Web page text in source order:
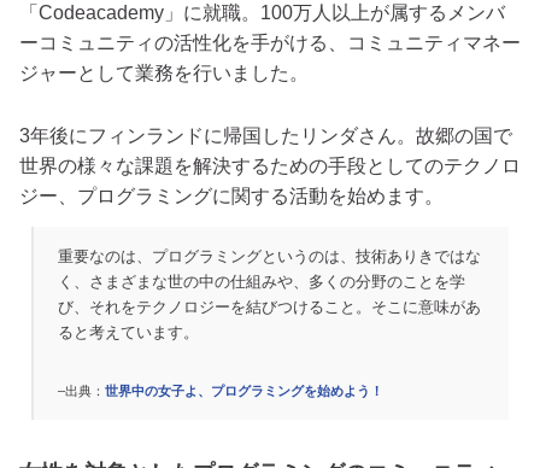
「Codeacademy」に就職。100万人以上が属するメンバ
ーコミュニティの活性化を手がける、コミュニティマネー
ジャーとして業務を行いました。
3年後にフィンランドに帰国したリンダさん。故郷の国で
世界の様々な課題を解決するための手段としてのテクノロ
ジー、プログラミングに関する活動を始めます。
重要なのは、プログラミングというのは、技術ありきではな
く、さまざまな世の中の仕組みや、多くの分野のことを学
び、それをテクノロジーを結びつけること。そこに意味があ
ると考えています。
–出典： 世界中の女子よ、プログラミングを始めよう！